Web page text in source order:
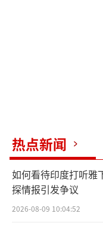
热点新闻
如何看待印度打听雅
探情报引发争议
2026-08-09 10:04:52